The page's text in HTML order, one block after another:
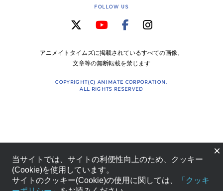
FOLLOW US
アニメイトタイムズに掲載されているすべての画像、
文章等の無断転載を禁じます
COPYRIGHT(C) ANIMATE CORPORATION.
ALL RIGHTS RESERVED
×
当サイトでは、サイトの利便性向上のため、クッキー
(Cookie)を使用しています。
サイトのクッキー(Cookie)の使用に関しては、
「クッキ